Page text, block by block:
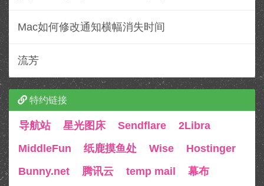
Mac如何修改通知横幅消失时间
流芳
特约链接
导航站 星光图床 Sendflare
2Libra
MiddleFun
纸鹿摸鱼处 Wise
Hostinger
Bunny.net
腾讯云 temp mail
幕布